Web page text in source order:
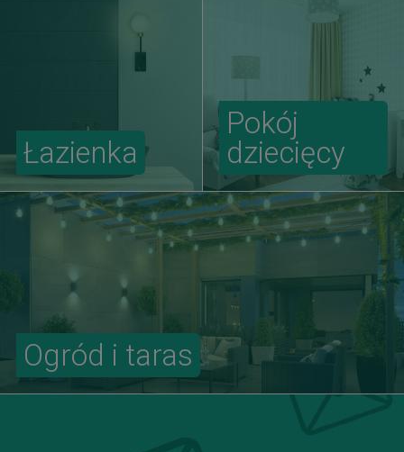
Ogród i taras
Łazienka
Pokój
dziecięcy